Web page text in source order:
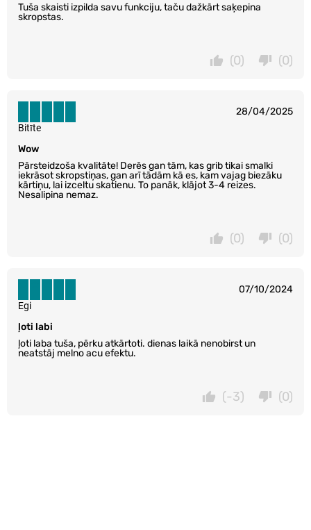
Tuša skaisti izpilda savu funkciju, taču dažkārt saķepina
skropstas.
(0)
(0)
28/04/2025
Wow
Pārsteidzoša kvalitāte! Derēs gan tām, kas grib tikai smalki
iekrāsot skropstiņas, gan arī tādām kā es, kam vajag biezāku
kārtiņu, lai izceltu skatienu. To panāk, klājot 3-4 reizes.
Nesalipina nemaz.
Bitīte
(0)
(0)
07/10/2024
ļoti labi
ļoti laba tuša, pērku atkārtoti. dienas laikā nenobirst un
neatstāj melno acu efektu.
Egi
(0)
(-3)